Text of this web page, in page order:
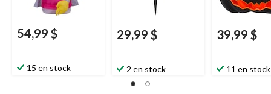
54,99 $
15 en stock
29,99 $
2 en stock
39,99 $
11 en stock